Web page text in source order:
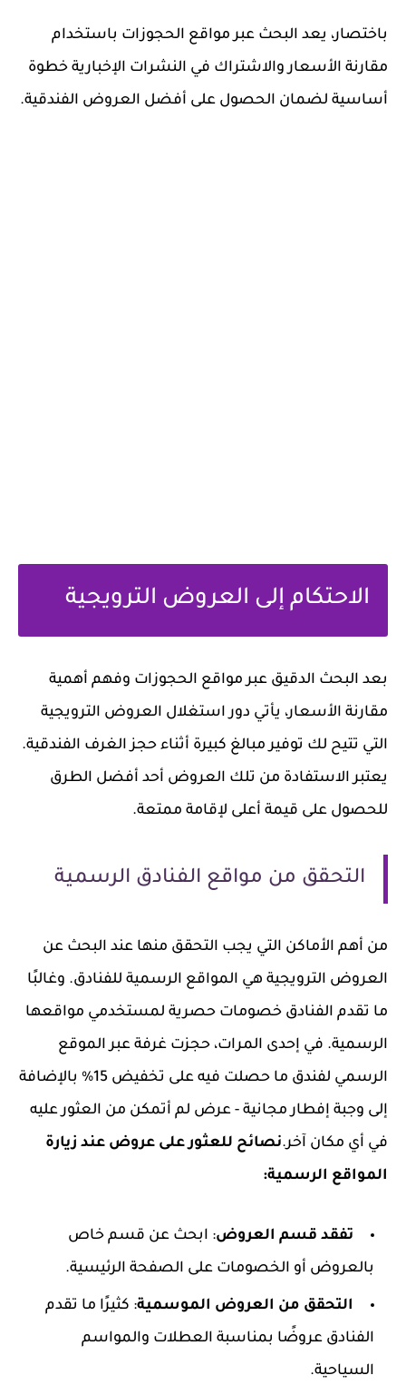
باختصار، يعد البحث عبر مواقع الحجوزات باستخدام
مقارنة الأسعار والاشتراك في النشرات الإخبارية خطوة
أساسية لضمان الحصول على أفضل العروض الفندقية.
الاحتكام إلى العروض الترويجية
بعد البحث الدقيق عبر مواقع الحجوزات وفهم أهمية
مقارنة الأسعار، يأتي دور استغلال العروض الترويجية
التي تتيح لك توفير مبالغ كبيرة أثناء حجز الغرف الفندقية.
يعتبر الاستفادة من تلك العروض أحد أفضل الطرق
للحصول على قيمة أعلى لإقامة ممتعة.
التحقق من مواقع الفنادق الرسمية
من أهم الأماكن التي يجب التحقق منها عند البحث عن
العروض الترويجية هي المواقع الرسمية للفنادق. وغالبًا
ما تقدم الفنادق خصومات حصرية لمستخدمي مواقعها
الرسمية. في إحدى المرات، حجزت غرفة عبر الموقع
الرسمي لفندق ما حصلت فيه على تخفيض 15% بالإضافة
إلى وجبة إفطار مجانية - عرض لم أتمكن من العثور عليه
في أي مكان آخر.نصائح للعثور على عروض عند زيارة
المواقع الرسمية:
تفقد قسم العروض: ابحث عن قسم خاص
بالعروض أو الخصومات على الصفحة الرئيسية.
التحقق من العروض الموسمية: كثيرًا ما تقدم
الفنادق عروضًا بمناسبة العطلات والمواسم
السياحية.